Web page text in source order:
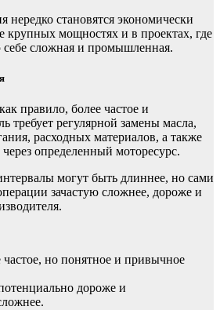
нередко становятся экономически
крупных мощностях и в проектах, где
себе сложная и промышленная.
правило, более частое и
требует регулярной замены масла,
расходных материалов, а также
определенный моторесурс.
могут быть длиннее, но сами
зачастую сложнее, дороже и
но понятное и привычное
дороже и